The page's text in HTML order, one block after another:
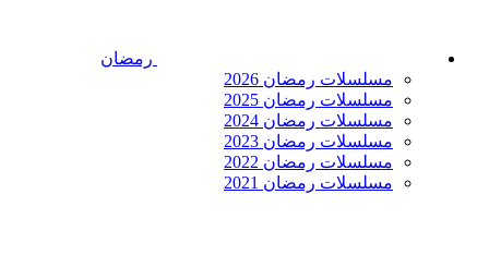
رمضان
مسلسلات رمضان 2026
مسلسلات رمضان 2025
مسلسلات رمضان 2024
مسلسلات رمضان 2023
مسلسلات رمضان 2022
مسلسلات رمضان 2021